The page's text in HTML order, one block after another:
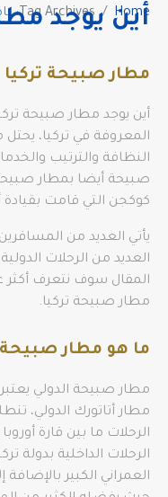
Home Tag Archives: باصات هافاش
أين يوجد
مطار صبيحة تركيا
أين يوجد مطار صبيحة
المعروفة في تركيا،
النظافة والترتيب
صبيحة أيضا بمطار
كوكجن التي قامت بقيادة
يأتي العديد من
العديد من الرحلات
المقال سوف نتعرف أكثر
مطار صبيحة تركيا.
ما هو مطار صبيحة
مطار صبيحة الدولي
مطار أتاتورك الدولي،
الرحلات ما بين قارة
الرحلات الداخلية بدولة
العمراني الكبير